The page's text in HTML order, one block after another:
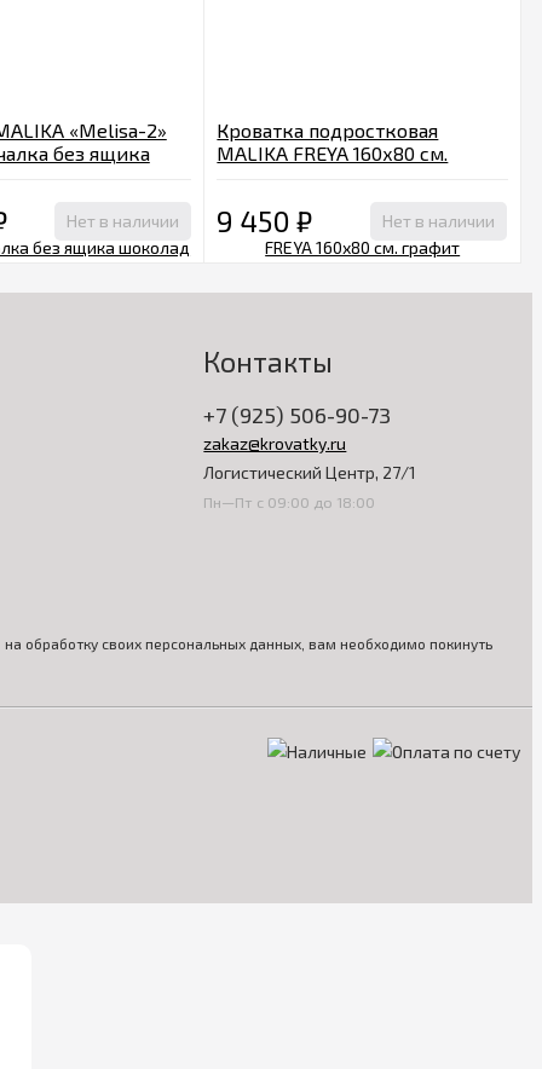
«Melisa-2»
без ящика
Нет в наличии
Кроватка подростковая
MALIKA FREYA 160х80 см.
9 450₽ Нет в наличии
Контакты
+7 (925) 506-90-73
zakaz@krovatky.ru
Логистический Центр, 27/1
Пн—Пт с 09:00 до 18:00
на обработку своих персональных данных, вам необходимо покинуть